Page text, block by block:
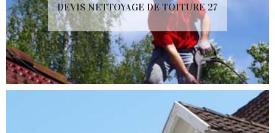
DEVIS NETTOYAGE DE TOITURE 27